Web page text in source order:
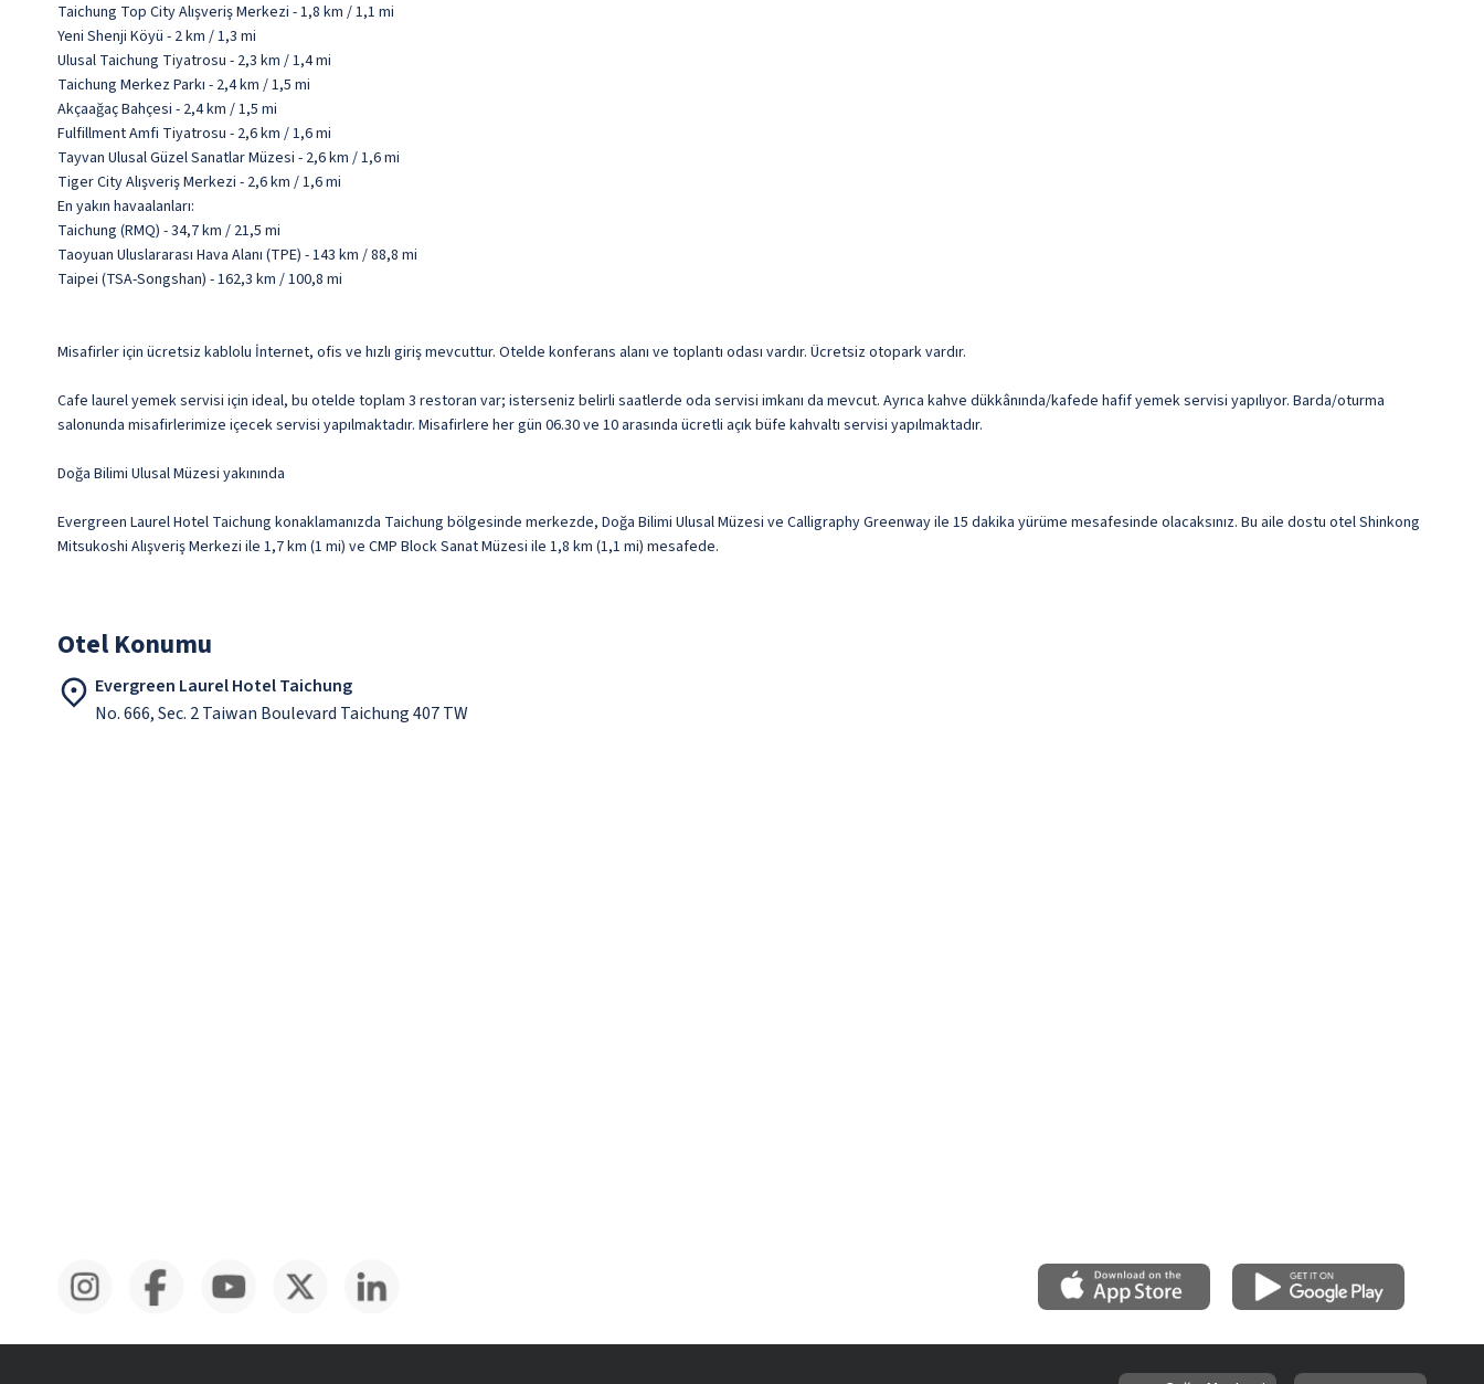
Taichung Top City Alışveriş Merkezi - 1,8 km / 1,1 mi
Yeni Shenji Köyü - 2 km / 1,3 mi
Ulusal Taichung Tiyatrosu - 2,3 km / 1,4 mi
Taichung Merkez Parkı - 2,4 km / 1,5 mi
Akçaağaç Bahçesi - 2,4 km / 1,5 mi
Fulfillment Amfi Tiyatrosu - 2,6 km / 1,6 mi
Tayvan Ulusal Güzel Sanatlar Müzesi - 2,6 km / 1,6 mi
Tiger City Alışveriş Merkezi - 2,6 km / 1,6 mi
En yakın havaalanları:
Taichung (RMQ) - 34,7 km / 21,5 mi
Taoyuan Uluslararası Hava Alanı (TPE) - 143 km / 88,8 mi
Taipei (TSA-Songshan) - 162,3 km / 100,8 mi
Misafirler için ücretsiz kablolu İnternet, ofis ve hızlı giriş mevcuttur. Otelde konferans alanı ve toplantı odası vardır. Ücretsiz otopark vardır.
Cafe laurel yemek servisi için ideal, bu otelde toplam 3 restoran var; isterseniz belirli saatlerde oda servisi imkanı da mevcut. Ayrıca kahve dükkânında/kafede hafif yemek servisi yapılıyor. Barda/oturma
salonunda misafirlerimize içecek servisi yapılmaktadır. Misafirlere her gün 06.30 ve 10 arasında ücretli açık büfe kahvaltı servisi yapılmaktadır.
Doğa Bilimi Ulusal Müzesi yakınında
Evergreen Laurel Hotel Taichung konaklamanızda Taichung bölgesinde merkezde, Doğa Bilimi Ulusal Müzesi ve Calligraphy Greenway ile 15 dakika yürüme mesafesinde olacaksınız. Bu aile dostu otel Shinkong
Mitsukoshi Alışveriş Merkezi ile 1,7 km (1 mi) ve CMP Block Sanat Müzesi ile 1,8 km (1,1 mi) mesafede.
Otel Konumu
Evergreen Laurel Hotel Taichung
No. 666, Sec. 2 Taiwan Boulevard Taichung 407 TW